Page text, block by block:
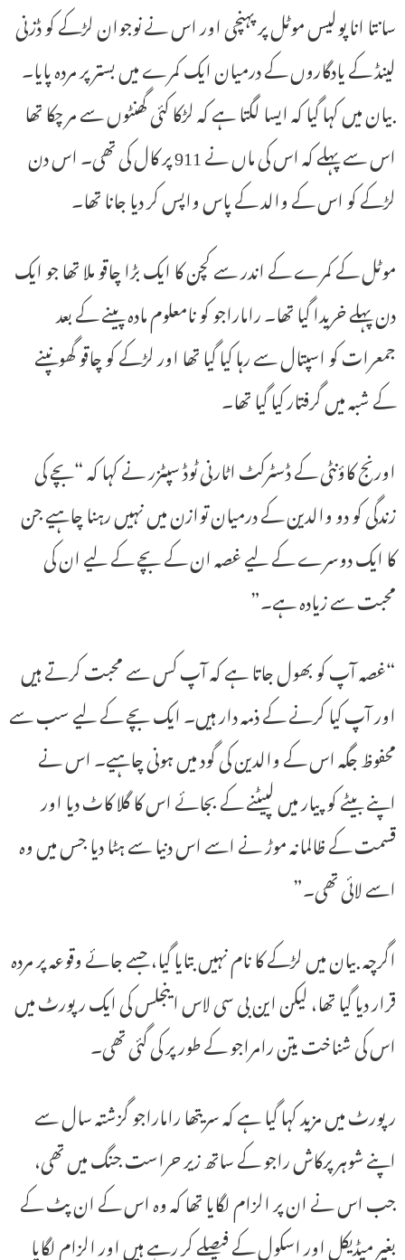
سانتا انا پولیس موٹل پر پہنچی اور اس نے نوجوان لڑکے کو ڈزنی
لینڈ کے یادگاروں کے درمیان ایک کمرے میں بستر پر مردہ پایا۔
بیان میں کہا گیا کہ ایسا لگتا ہے کہ لڑکا کئی گھنٹوں سے مر چکا تھا
اس سے پہلے کہ اس کی ماں نے 911 پر کال کی تھی۔ اس دن
لڑکے کو اس کے والد کے پاس واپس کر دیا جانا تھا۔
موٹل کے کمرے کے اندر سے کچن کا ایک بڑا چاقو ملا تھا جو ایک
دن پہلے خریدا گیا تھا۔ راماراجو کو نامعلوم مادہ پینے کے بعد
جمعرات کو اسپتال سے رہا کیا گیا تھا اور لڑکے کو چاقو گھونپنے
کے شبہ میں گرفتار کیا گیا تھا۔
اورنج کاؤنٹی کے ڈسٹرکٹ اٹارنی ٹوڈ سپٹزر نے کہا کہ “بچے کی
زندگی کو دو والدین کے درمیان توازن میں نہیں رہنا چاہیے جن
کا ایک دوسرے کے لیے غصہ ان کے بچے کے لیے ان کی
محبت سے زیادہ ہے۔”
“غصہ آپ کو بھول جاتا ہے کہ آپ کس سے محبت کرتے ہیں
اور آپ کیا کرنے کے ذمہ دار ہیں۔ ایک بچے کے لیے سب سے
محفوظ جگہ اس کے والدین کی گود میں ہونی چاہیے۔ اس نے
اپنے بیٹے کو پیار میں لپیٹنے کے بجائے اس کا گلا کاٹ دیا اور
قسمت کے ظالمانہ موڑ نے اسے اس دنیا سے ہٹا دیا جس میں وہ
اسے لائی تھی۔”
اگرچہ بیان میں لڑکے کا نام نہیں بتایا گیا، جسے جائے وقوعہ پر مردہ
قرار دیا گیا تھا، لیکن این بی سی لاس اینجلس کی ایک رپورٹ میں
اس کی شناخت یتن رامراجو کے طور پر کی گئی تھی۔
رپورٹ میں مزید کہا گیا ہے کہ سریتھا راماراجو گزشتہ سال سے
اپنے شوہر پرکاش راجو کے ساتھ زیر حراست جنگ میں تھی،
جب اس نے ان پر الزام لگایا تھا کہ وہ اس کے ان پٹ کے
بغیر میڈیکل اور اسکول کے فیصلے کر رہے ہیں اور الزام لگایا